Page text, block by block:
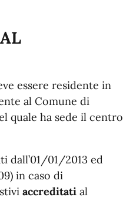
essere residente in
al Comune di
quale ha sede il centro
dall’01/01/2013 ed
in caso di
accreditatial